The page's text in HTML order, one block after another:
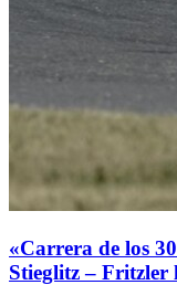
«Carrera de los
Stieglitz – Fritzler